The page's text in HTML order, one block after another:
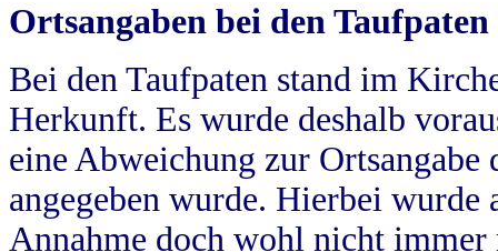
Ortsangaben bei den Taufpaten
Bei den Taufpaten stand im
Herkunft. Es wurde deshalb
eine Abweichung zur
angegeben wurde. Hierbei wurde
Annahme doch wohl nicht